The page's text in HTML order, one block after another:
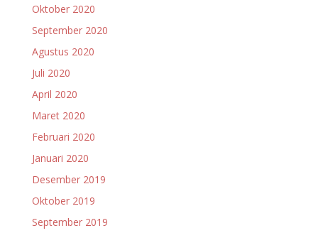
Oktober 2020
September 2020
Agustus 2020
Juli 2020
April 2020
Maret 2020
Februari 2020
Januari 2020
Desember 2019
Oktober 2019
September 2019